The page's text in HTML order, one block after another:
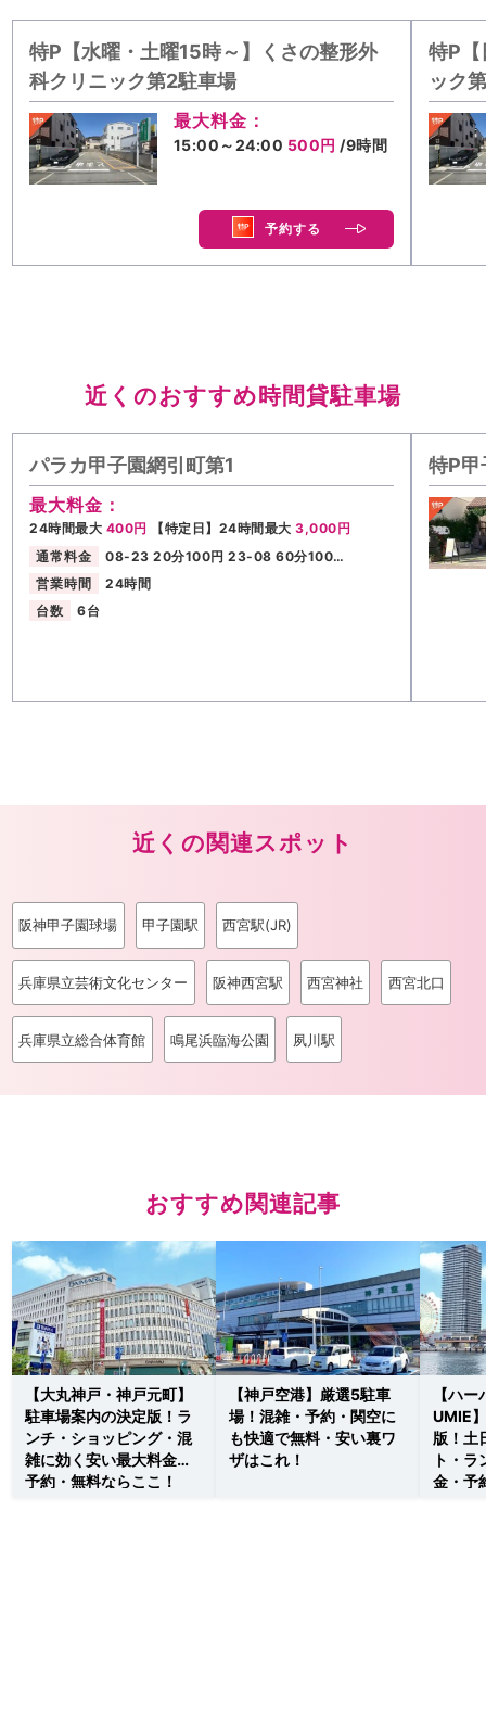
特P【水曜・土曜15時～】くさの整形外
科クリニック第2駐車場
最大料金：
15:00～24:00 500円 /9時間
予約する
特P【
ック
近くのおすすめ時間貸駐車場
パラカ甲子園網引町第1
最大料金：
24時間最大 400円 【特定日】24時間最大3,000円
通常料金
08-23 20分100円 23-08 60分100…
営業時間
24時間
台数
6台
特P
近くの関連スポット
阪神甲子園球場 甲子園駅 西宮駅(JR)
兵庫県立芸術文化センター 阪神西宮駅 西宮神社 西宮北口
兵庫県立総合体育館 鳴尾浜臨海公園 夙川駅
おすすめ関連記事
【大丸神戸・神戸元町】
駐車場案内の決定版！ラ
ンチ・ショッピング・混
雑に効く安い最大料金・
予約・無料ならここ！
【神戸空港】厳選5駐車
場！混雑・予約・関空に
も快適で無料・安い裏ワ
ザはこれ！
【ハ
UMIE
版！土
ト・
金・予